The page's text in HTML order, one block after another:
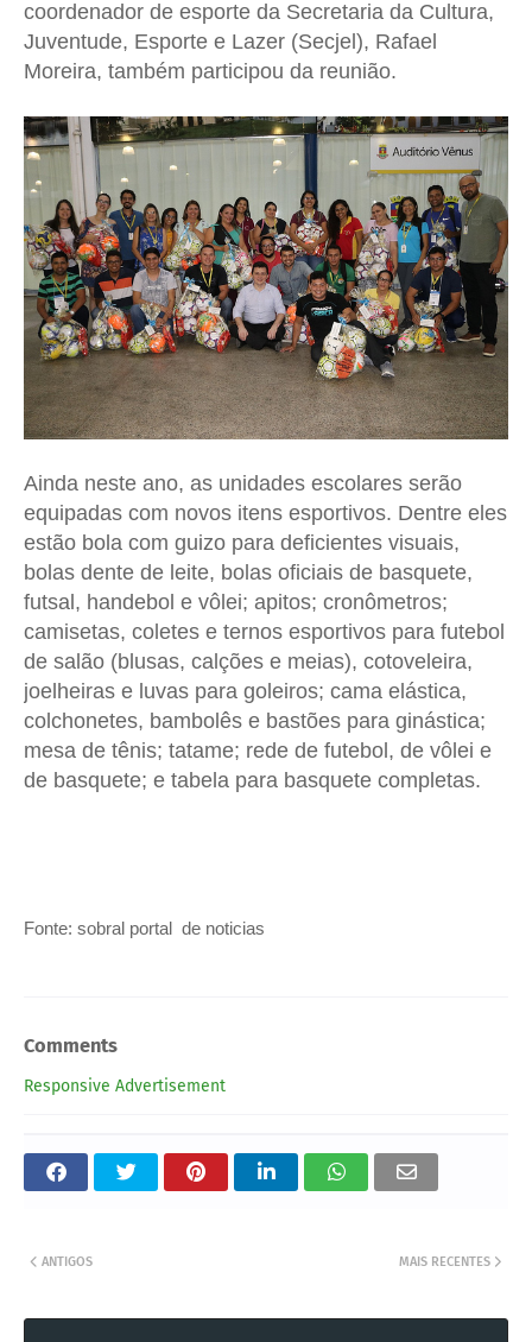
coordenador de esporte da Secretaria da Cultura,
Juventude, Esporte e Lazer (Secjel), Rafael
Moreira, também participou da reunião.
Ainda neste ano, as unidades escolares serão
equipadas com novos itens esportivos. Dentre eles
estão bola com guizo para deficientes visuais,
bolas dente de leite, bolas oficiais de basquete,
futsal, handebol e vôlei; apitos; cronômetros;
camisetas, coletes e ternos esportivos para futebol
de salão (blusas, calções e meias), cotoveleira,
joelheiras e luvas para goleiros; cama elástica,
colchonetes, bambolês e bastões para ginástica;
mesa de tênis; tatame; rede de futebol, de vôlei e
de basquete; e tabela para basquete completas.
Fonte: sobral portal de noticias
Comments
Responsive Advertisement
MAIS RECENTES
ANTIGOS